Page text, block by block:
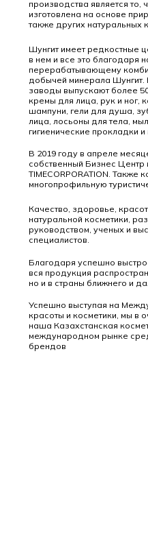
производства является то,
изготовлена на основе
также других натуральных
Шунгит имеет редкостные
в нем и все это
перерабатывающему
добычей минерала
заводы выпускают более
кремы для лица, рук и ног,
шампуни, гели для душа,
лица, лосьоны для тела,
гигиенические прокладки и
В 2019 году в апреле
собственный Бизнес Центр
TIMECORPORATION. Также
многопрофильную
Качество, здоровье,
натуральной косметики,
руководством, ученых и
специалистов.
Благодаря успешно
вся продукция
но и в страны ближнего и
Успешно выступая на
красоты и косметики, мы в
наша Казахстанская
международном рынке
брендов